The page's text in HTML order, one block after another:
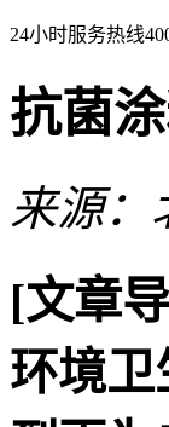
24小时服务热线
抗菌
来源：
[文章
环境卫